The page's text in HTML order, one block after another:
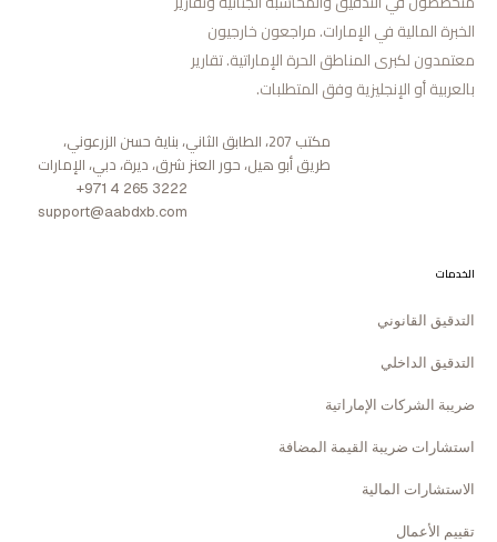
الخبرة المالية في الإمارات. مراجعون خارجيون
معتمدون لكبرى المناطق الحرة الإماراتية. تقارير
بالعربية أو الإنجليزية وفق المتطلبات.
مكتب 207، الطابق الثاني، بناية حسن الزرعوني،
طريق أبو هيل، حور العنز شرق، ديرة، دبي، الإمارات
+971 4 265 3222
support@aabdxb.com
الخدمات
التدقيق القانوني
التدقيق الداخلي
ضريبة الشركات الإماراتية
استشارات ضريبة القيمة المضافة
الاستشارات المالية
تقييم الأعمال